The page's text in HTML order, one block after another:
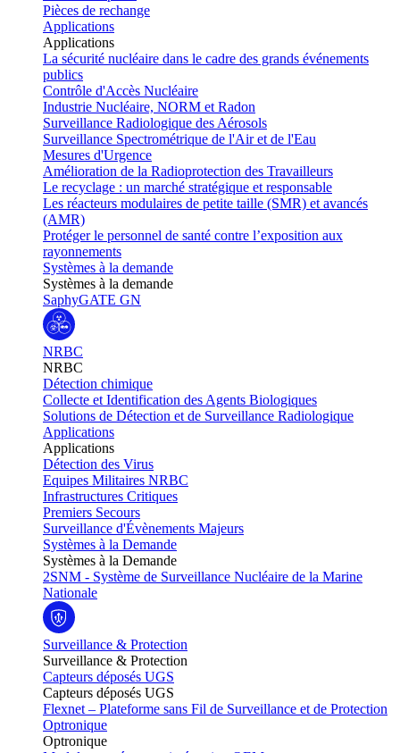
Pièces de rechange
Applications
Applications
La sécurité nucléaire dans le cadre des grands événements
publics
Contrôle d'Accès Nucléaire
Industrie Nucléaire, NORM et Radon
Surveillance Radiologique des Aérosols
Surveillance Spectrométrique de l'Air et de l'Eau
Mesures d'Urgence
Amélioration de la Radioprotection des Travailleurs
Le recyclage : un marché stratégique et responsable
Les réacteurs modulaires de petite taille (SMR) et avancés
(AMR)
Protéger le personnel de santé contre l’exposition aux
rayonnements
Systèmes à la demande
Systèmes à la demande
SaphyGATE GN
NRBC
NRBC
Détection chimique
Collecte et Identification des Agents Biologiques
Solutions de Détection et de Surveillance Radiologique
Applications
Applications
Détection des Virus
Equipes Militaires NRBC
Infrastructures Critiques
Premiers Secours
Surveillance d'Évènements Majeurs
Systèmes à la Demande
Systèmes à la Demande
2SNM - Système de Surveillance Nucléaire de la Marine
Nationale
Surveillance & Protection
Surveillance & Protection
Capteurs déposés UGS
Capteurs déposés UGS
Flexnet – Plateforme sans Fil de Surveillance et de Protection
Optronique
Optronique